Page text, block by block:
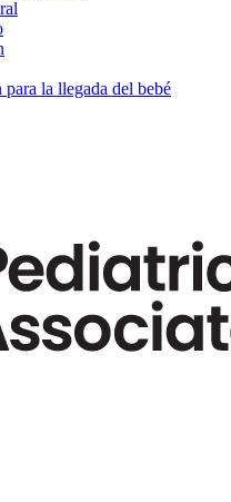
la llegada del bebé